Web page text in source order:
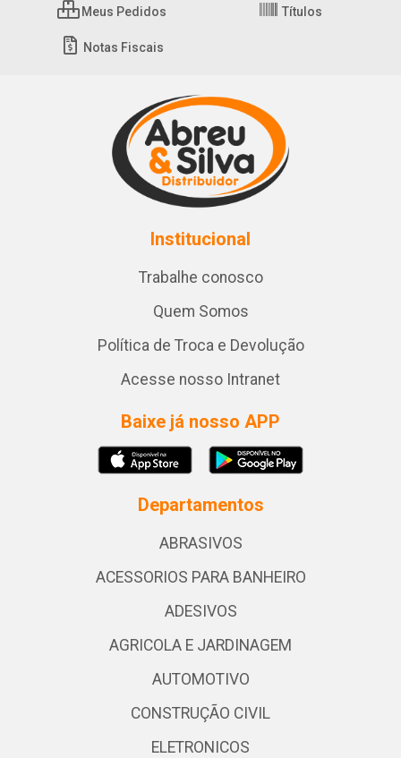
Meus Pedidos Títulos
Notas Fiscais
Institucional
Trabalhe conosco
Quem Somos
Política de Troca e Devolução
Acesse nosso Intranet
Baixe já nosso APP
Departamentos
ABRASIVOS
ACESSORIOS PARA BANHEIRO
ADESIVOS
AGRICOLA E JARDINAGEM
AUTOMOTIVO
CONSTRUÇÃO CIVIL
ELETRONICOS